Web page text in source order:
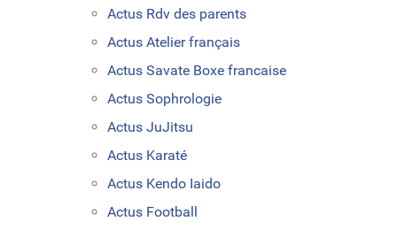
Actus Rdv des parents
Actus Atelier français
Actus Savate Boxe francaise
Actus Sophrologie
Actus JuJitsu
Actus Karaté
Actus Kendo Iaido
Actus Football